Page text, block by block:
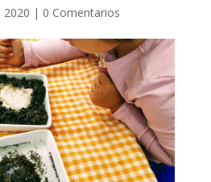
2020 | 0 Comentarios